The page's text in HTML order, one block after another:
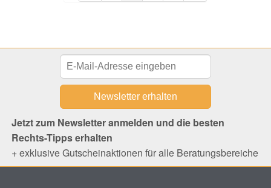
Jetzt zum Newsletter anmelden und die besten
Rechts-Tipps erhalten
+ exklusive Gutscheinaktionen für alle Beratungsbereiche